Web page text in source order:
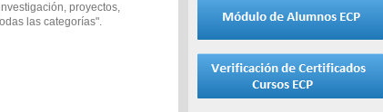
proyectos,
las categorías".